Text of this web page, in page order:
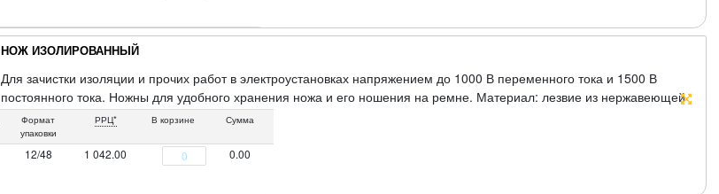
НОЖ ИЗОЛИРОВАННЫЙ
Для зачистки изоляции и прочих работ в электроустановках напряжением до 1000 В переменного тока и 1500 В
постоянного тока. Ножны для удобного хранения ножа и его ношения на ремне. Материал: лезвие из нержавеющей
стали, пластиковая прорезиненная ручка, пластиковые ножны. Упаковка: блистер.
Формат
упаковки
РРЦ* В корзине Сумма
12/48 1 042.00 0.00